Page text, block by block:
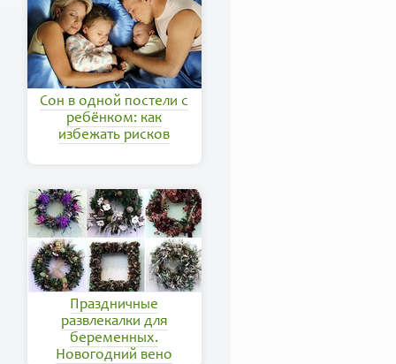
Сон в одной постели с
ребёнком: как
избежать рисков
Праздничные
развлекалки для
беременных.
Новогодний вено